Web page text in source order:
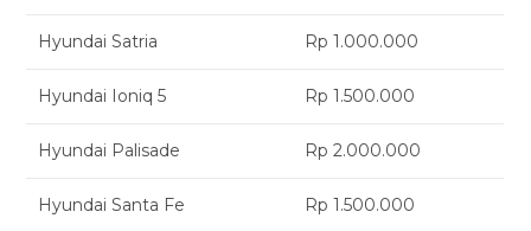
Hyundai Satria Rp 1.000.000
Hyundai Ioniq 5 Rp 1.500.000
Hyundai Palisade Rp 2.000.000
Hyundai Santa Fe Rp 1.500.000